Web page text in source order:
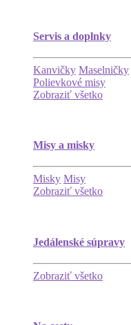
Servis a doplnky
Kanvičky Maselničky
Polievkové misy
Zobraziť všetko
Misy a misky
Misky Misy
Zobraziť všetko
Jedálenské súpravy
Zobraziť všetko